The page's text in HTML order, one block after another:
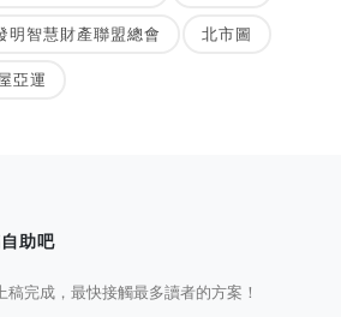
明智慧財產聯盟總會 北市圖
亞運
助吧
完成，最快接觸最多讀者的方案！